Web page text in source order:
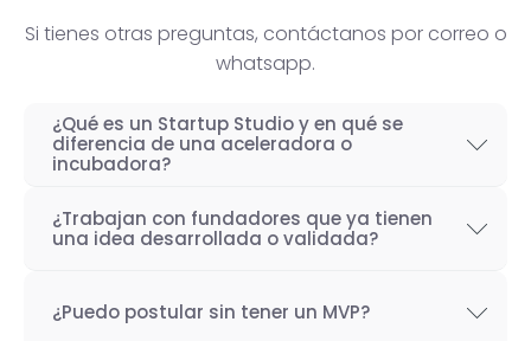
Si tienes otras preguntas, contáctanos por correo o
whatsapp.
¿Qué es un Startup Studio y en qué se
diferencia de una aceleradora o
incubadora?
Un Startup Studio es una organización capaz
de construir startups de manera iterativa,
con experiencia. También se les conoce
¿Trabajan con fundadores que ya tienen
una idea desarrollada o validada?
Startup Studio es lograr un proceso iterativo
¿Puedo postular sin tener un MVP?